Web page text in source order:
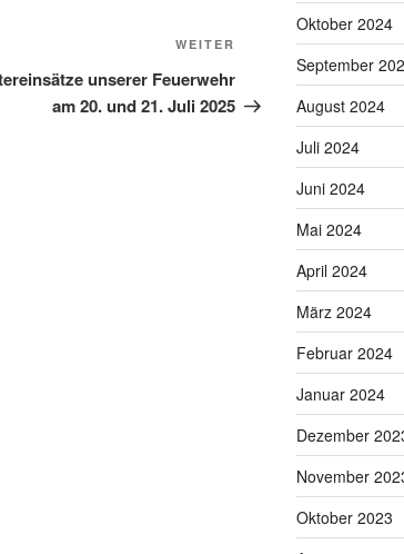
Nächster
Beitrag
WEITER
unserer Feuerwehr
am 20. und 21. Juli 2025
Oktober 2024
September
August 2024
Juli 2024
Juni 2024
Mai 2024
April 2024
März 2024
Februar 2024
Januar 2024
Dezember
November
Oktober 2023